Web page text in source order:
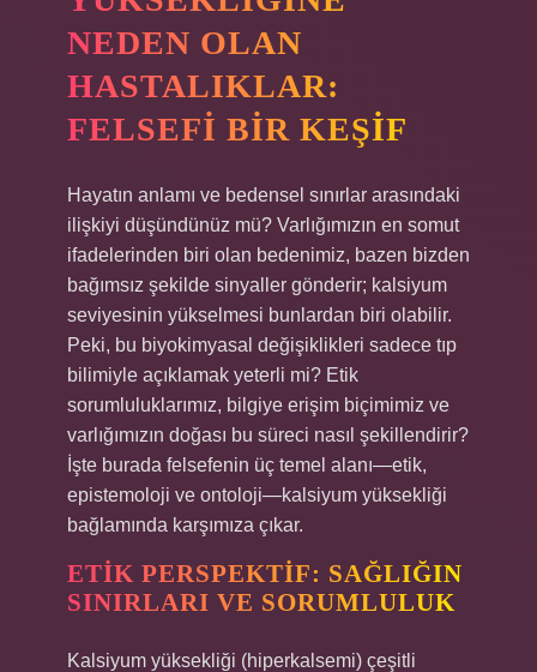
NEDEN OLAN
HASTALIKLAR:
FELSEFI BIR KEŞIF
Hayatın anlamı ve bedensel sınırlar arasındaki
ilişkiyi düşündünüz mü? Varlığımızın en somut
ifadelerinden biri olan bedenimiz, bazen bizden
bağımsız şekilde sinyaller gönderir; kalsiyum
seviyesinin yükselmesi bunlardan biri olabilir.
Peki, bu biyokimyasal değişiklikleri sadece tıp
bilimiyle açıklamak yeterli mi? Etik
sorumluluklarımız, bilgiye erişim biçimimiz ve
varlığımızın doğası bu süreci nasıl şekillendirir?
İşte burada felsefenin üç temel alanı—etik,
epistemoloji ve ontoloji—kalsiyum yüksekliği
bağlamında karşımıza çıkar.
ETIK PERSPEKTIF: SAĞLIĞIN
SINIRLARI VE SORUMLULUK
Kalsiyum yüksekliği (hiperkalsemi) çeşitli